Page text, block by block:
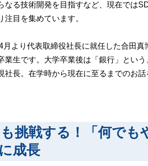
なる技術開発を目指すなど、現在では
目を集めています。
より代表取締役社長に就任した合田真
業生です。大学卒業後は「銀行」という
社長。在学時から現在に至るまでのお話
挑戦する！「何でも
成長